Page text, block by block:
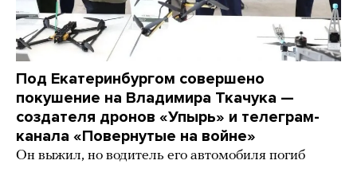
Под Екатеринбургом совершено
покушение на Владимира Ткачука —
создателя дронов «Упырь» и телеграм-
канала «Повернутые на войне»
Он выжил, но водитель его автомобиля погиб